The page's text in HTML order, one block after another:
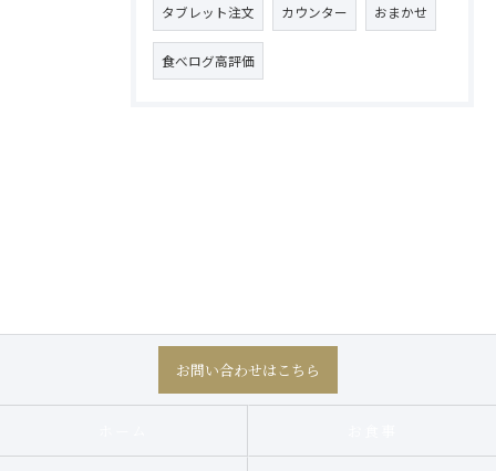
タブレット注文 カウンター おまかせ
食べログ高評価
お問い合わせはこちら